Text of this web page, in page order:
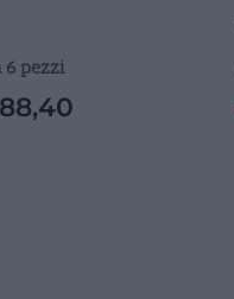
6 pezzi
88,40